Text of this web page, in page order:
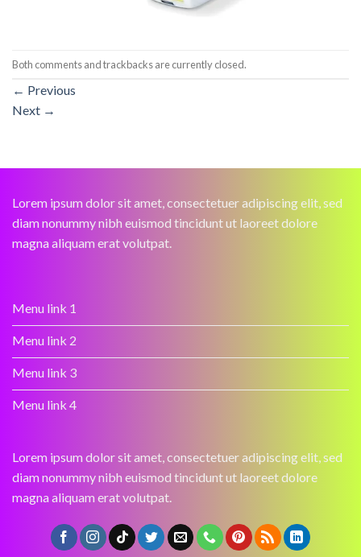
Both comments and trackbacks are currently closed.
← Previous
Next →
Lorem ipsum dolor sit amet, consectetuer adipiscing elit, sed
diam nonummy nibh euismod tincidunt ut laoreet dolore
magna aliquam erat volutpat.
Menu link 1
Menu link 2
Menu link 3
Menu link 4
Lorem ipsum dolor sit amet, consectetuer adipiscing elit, sed
diam nonummy nibh euismod tincidunt ut laoreet dolore
magna aliquam erat volutpat.